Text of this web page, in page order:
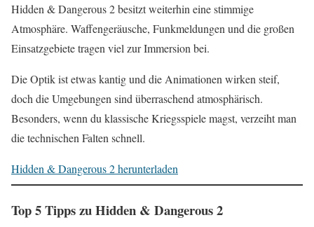
Hidden & Dangerous 2 besitzt weiterhin eine stimmige
Atmosphäre. Waffengeräusche, Funkmeldungen und die großen
Einsatzgebiete tragen viel zur Immersion bei.
Die Optik ist etwas kantig und die Animationen wirken steif,
doch die Umgebungen sind überraschend atmosphärisch.
Besonders, wenn du klassische Kriegsspiele magst, verzeiht man
die technischen Falten schnell.
Hidden & Dangerous 2 herunterladen
Top 5 Tipps zu Hidden & Dangerous 2